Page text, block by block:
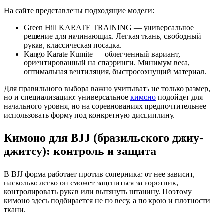
На сайте представлены подходящие модели:
Green Hill KARATE TRAINING — универсальное
решение для начинающих. Легкая ткань, свободный
рукав, классическая посадка.
Kango Karate Kumite — облегченный вариант,
ориентированный на спарринги. Минимум веса,
оптимальная вентиляция, быстросохнущий материал.
Для правильного выбора важно учитывать не только размер,
но и специализацию: универсальное кимоно подойдет для
начального уровня, но на соревнованиях предпочтительнее
использовать форму под конкретную дисциплину.
Кимоно для BJJ (бразильского джиу-
джитсу): контроль и защита
В BJJ форма работает против соперника: от нее зависит,
насколько легко он сможет зацепиться за воротник,
контролировать рукав или вытянуть штанину. Поэтому
кимоно здесь подбирается не по весу, а по крою и плотности
ткани.